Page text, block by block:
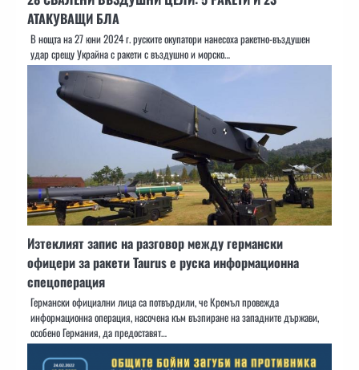
АТАКУВАЩИ БЛА
В нощта на 27 юни 2024 г. руските окупатори нанесоха ракетно-въздушен
удар срещу Украйна с ракети с въздушно и морско…
Изтеклият запис на разговор между германски
офицери за ракети Taurus е руска информационна
спецоперация
Германски официални лица са потвърдили, че Кремъл провежда
информационна операция, насочена към възпиране на западните държави,
особено Германия, да предоставят…